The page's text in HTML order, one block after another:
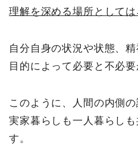
理解を深める場所として
自分自身の状況や状態、
目的によって必要と不必要
このように、人間の内側
実家暮らしも一人暮らし
す。